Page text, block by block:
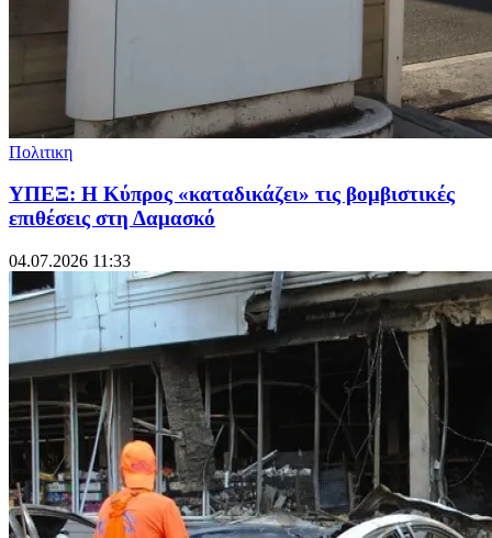
Πολιτικη
ΥΠΕΞ: Η Κύπρος «καταδικάζει» τις βομβιστικές
επιθέσεις στη Δαμασκό
04.07.2026 11:33